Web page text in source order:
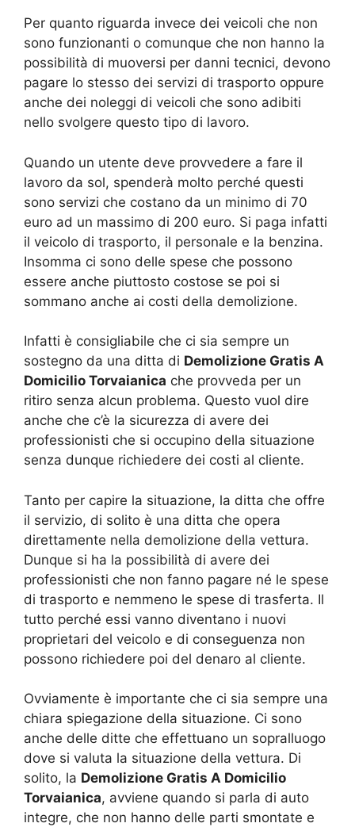
Per quanto riguarda invece dei veicoli che non
sono funzionanti o comunque che non hanno la
possibilità di muoversi per danni tecnici, devono
pagare lo stesso dei servizi di trasporto oppure
anche dei noleggi di veicoli che sono adibiti
nello svolgere questo tipo di lavoro.
Quando un utente deve provvedere a fare il
lavoro da sol, spenderà molto perché questi
sono servizi che costano da un minimo di 70
euro ad un massimo di 200 euro. Si paga infatti
il veicolo di trasporto, il personale e la benzina.
Insomma ci sono delle spese che possono
essere anche piuttosto costose se poi si
sommano anche ai costi della demolizione.
Infatti è consigliabile che ci sia sempre un
sostegno da una ditta di Demolizione Gratis A
Domicilio Torvaianica che provveda per un
ritiro senza alcun problema. Questo vuol dire
anche che c’è la sicurezza di avere dei
professionisti che si occupino della situazione
senza dunque richiedere dei costi al cliente.
Tanto per capire la situazione, la ditta che offre
il servizio, di solito è una ditta che opera
direttamente nella demolizione della vettura.
Dunque si ha la possibilità di avere dei
professionisti che non fanno pagare né le spese
di trasporto e nemmeno le spese di trasferta. Il
tutto perché essi vanno diventano i nuovi
proprietari del veicolo e di conseguenza non
possono richiedere poi del denaro al cliente.
Ovviamente è importante che ci sia sempre una
chiara spiegazione della situazione. Ci sono
anche delle ditte che effettuano un sopralluogo
dove si valuta la situazione della vettura. Di
solito, la Demolizione Gratis A Domicilio
Torvaianica, avviene quando si parla di auto
integre, che non hanno delle parti smontate e